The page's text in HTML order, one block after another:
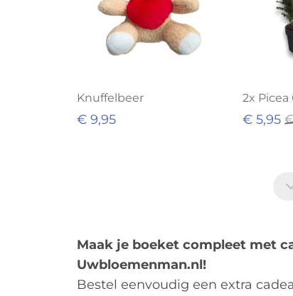
Knuffelbeer
€ 9,95
2x Picea
€ 5,95
Maak je boeket compleet met
Uwbloemenman.nl!
Bestel eenvoudig een extra